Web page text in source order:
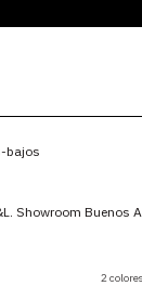
bajos
Showroom Buenos
2 colores